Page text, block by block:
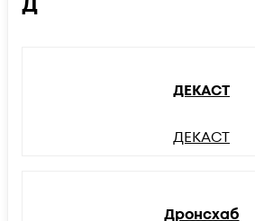
ДЕКАСТ
ДЕКАСТ
Дронсхаб